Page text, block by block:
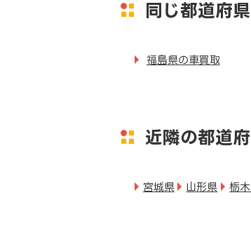
同じ都道府
福島県の車買取
近隣の都道
宮城県 山形県 栃